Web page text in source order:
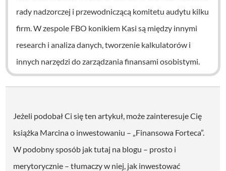
rady nadzorczej i przewodniczącą komitetu audytu kilku
firm. W zespole FBO konikiem Kasi są między innymi
research i analiza danych, tworzenie kalkulatorów i
innych narzędzi do zarządzania finansami osobistymi.
Jeżeli podobał Ci się ten artykuł, może zainteresuje Cię
książka Marcina o inwestowaniu – „Finansowa Forteca”.
W podobny sposób jak tutaj na blogu – prosto i
merytorycznie – tłumaczy w niej, jak inwestować